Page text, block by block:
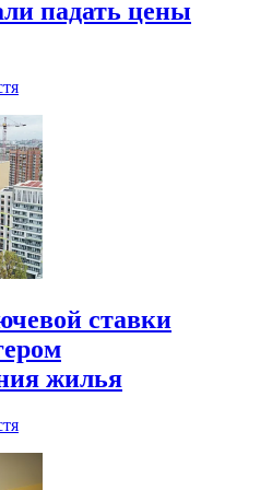
падать цены
ставки
жилья